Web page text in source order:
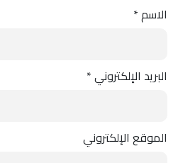
الاسم*
البريد الإلكتروني*
الموقع الإلكتروني